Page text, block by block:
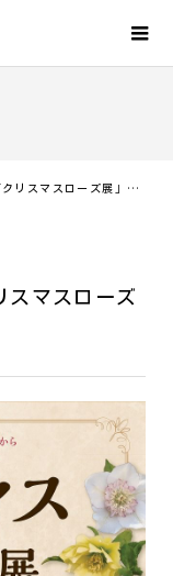
スローズ展」を開催します
スマスローズ